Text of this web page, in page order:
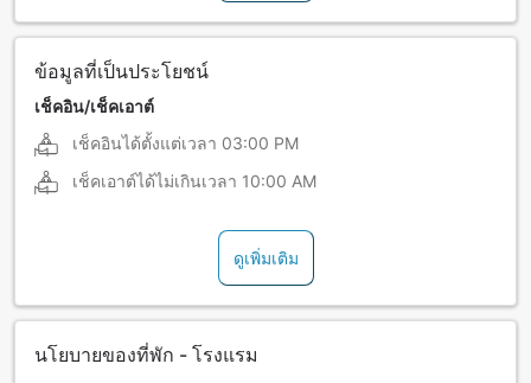
ข้อมูลที่เป็นประโยชน์
เช็คอิน/เช็คเอาต์
เช็คอินได้ตั้งแต่เวลา 03:00 PM
เช็คเอาต์ได้ไม่เกินเวลา 10:00 AM
ดูเพิ่มเติม
นโยบายของที่พัก - โรงแรม